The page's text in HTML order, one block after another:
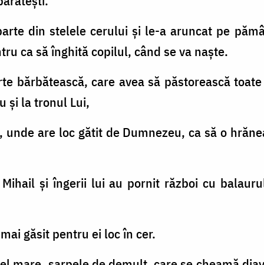
din stelele cerului şi le-a aruncat pe
ca să înghită copilul, când se va naşte.
bărbătească, care avea să păstorească
şi la tronul Lui,
are loc gătit de Dumnezeu, ca să o
şi îngerii lui au pornit război cu
găsit pentru ei loc în cer.